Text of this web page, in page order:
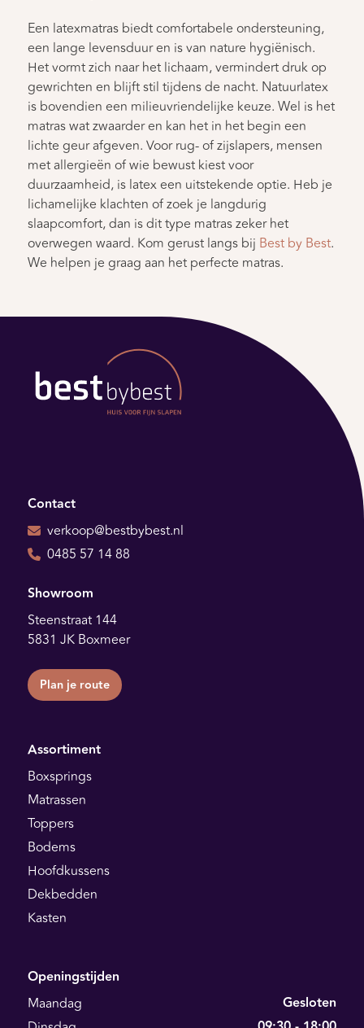
Een latexmatras biedt comfortabele ondersteuning,
een lange levensduur en is van nature hygiënisch.
Het vormt zich naar het lichaam, vermindert druk op
gewrichten en blijft stil tijdens de nacht. Natuurlatex
is bovendien een milieuvriendelijke keuze. Wel is het
matras wat zwaarder en kan het in het begin een
lichte geur afgeven. Voor rug- of zijslapers, mensen
met allergieën of wie bewust kiest voor
duurzaamheid, is latex een uitstekende optie. Heb je
lichamelijke klachten of zoek je langdurig
slaapcomfort, dan is dit type matras zeker het
overwegen waard. Kom gerust langs bij Best by Best.
We helpen je graag aan het perfecte matras.
Contact
verkoop@bestbybest.nl
0485 57 14 88
Showroom
Steenstraat 144
5831 JK Boxmeer
Plan je route
Assortiment
Boxsprings
Matrassen
Toppers
Bodems
Hoofdkussens
Dekbedden
Kasten
Openingstijden
Maandag Gesloten